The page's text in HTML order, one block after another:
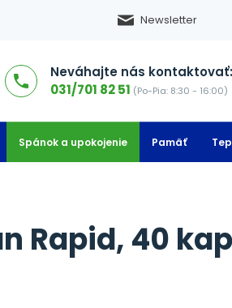
Newsletter
Neváhajte nás kontaktovať:
031/701 82 51 (Po-Pia: 8:30 - 16:00)
Spánok a upokojenie Pamäť
Rapid, 40